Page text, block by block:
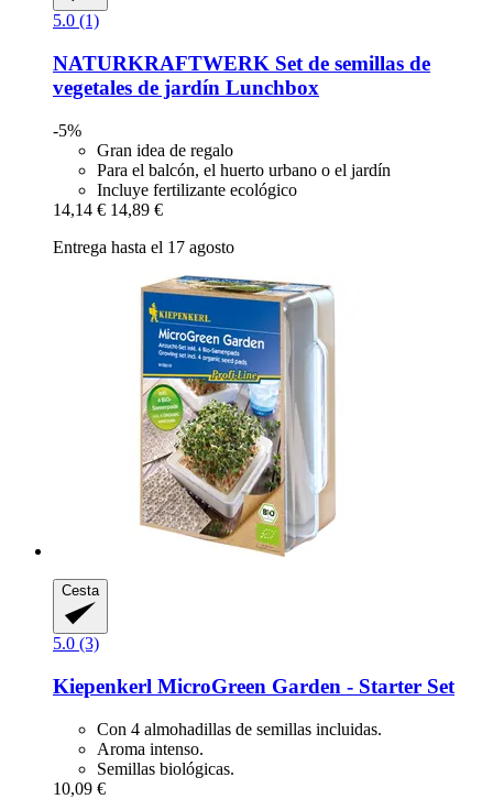
5.0 (1)
NATURKRAFTWERK Set de semillas de
vegetales de jardín Lunchbox
-5%
Gran idea de regalo
Para el balcón, el huerto urbano o el jardín
Incluye fertilizante ecológico
14,14 € 14,89 €
Entrega hasta el 17 agosto
Cesta
5.0 (3)
Kiepenkerl MicroGreen Garden -​ Starter Set
Con 4 almohadillas de semillas incluidas.
Aroma intenso.
Semillas biológicas.
10,09 €